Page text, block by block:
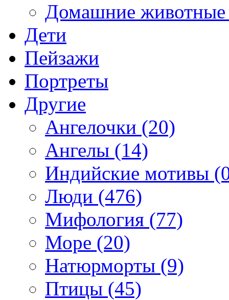
Домашние
Дети
Пейзажи
Портреты
Другие
Ангелочки (20)
Ангелы (14)
Индийские мотивы
Люди (476)
Мифология (77)
Море (20)
Натюрморты (9)
Птицы (45)